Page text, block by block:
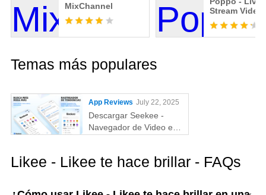
MixChannel
Stream Video
Temas más populares
App Reviews July 22, 2025
Descargar Seekee -
Navegador de Video en
Likee - Likee te hace brillar - FAQs